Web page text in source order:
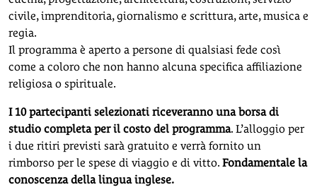
civile, imprenditoria, giornalismo e scrittura, arte, musica e
regia.
Il programma è aperto a persone di qualsiasi fede così
come a coloro che non hanno alcuna specifica affiliazione
religiosa o spirituale.
I 10 partecipanti selezionati riceveranno una borsa di
studio completa per il costo del programma. L’alloggio per
i due ritiri previsti sarà gratuito e verrà fornito un
rimborso per le spese di viaggio e di vitto. Fondamentale la
conoscenza della lingua inglese.